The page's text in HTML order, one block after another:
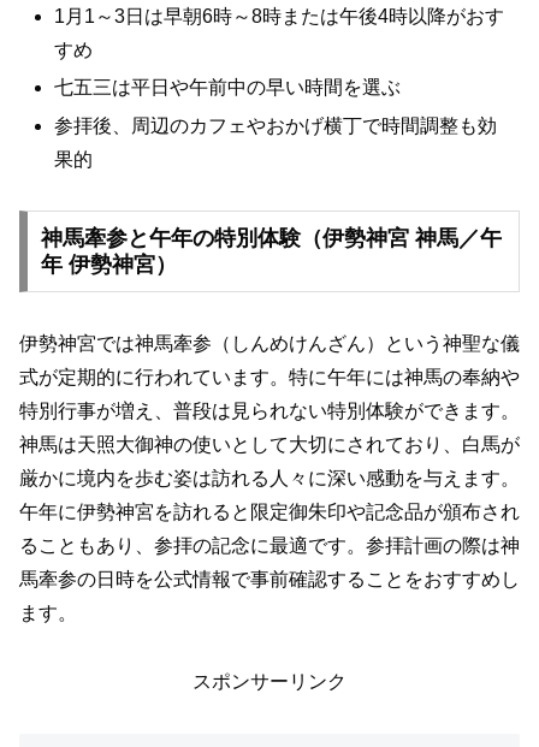
1月1～3日は早朝6時～8時または午後4時以降がおす
すめ
七五三は平日や午前中の早い時間を選ぶ
参拝後、周辺のカフェやおかげ横丁で時間調整も効
果的
神馬牽参と午年の特別体験（伊勢神宮 神馬／午
年 伊勢神宮）
伊勢神宮では神馬牽参（しんめけんざん）という神聖な儀
式が定期的に行われています。特に午年には神馬の奉納や
特別行事が増え、普段は見られない特別体験ができます。
神馬は天照大御神の使いとして大切にされており、白馬が
厳かに境内を歩む姿は訪れる人々に深い感動を与えます。
午年に伊勢神宮を訪れると限定御朱印や記念品が頒布され
ることもあり、参拝の記念に最適です。参拝計画の際は神
馬牽参の日時を公式情報で事前確認することをおすすめし
ます。
スポンサーリンク